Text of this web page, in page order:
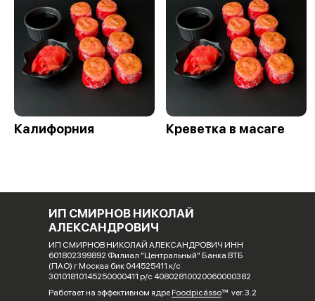
Калифорния Креветка в масаге
ИП СМИРНОВ НИКОЛАЙ
АЛЕКСАНДРОВИЧ
ИП СМИРНОВ НИКОЛАЙ АЛЕКСАНДРОВИЧ ИНН
601802399892 Филиал "Центральный" Банка ВТБ
(ПАО) г Москва бик 044525411 к/с
30101810145250000411 р/с 40802810020060000382
Работает на эффективном ядре Foodpicássover. 3.2